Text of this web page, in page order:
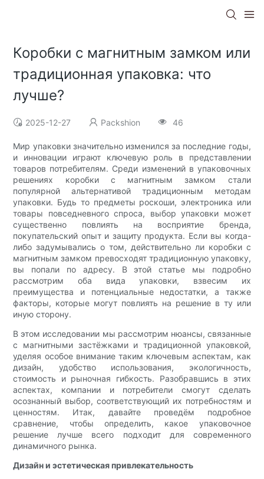
Коробки с магнитным замком или
традиционная упаковка: что
лучше?
2025-12-27 Packshion 46
Мир упаковки значительно изменился за последние годы,
и инновации играют ключевую роль в представлении
товаров потребителям. Среди изменений в упаковочных
решениях коробки с магнитным замком стали
популярной альтернативой традиционным методам
упаковки. Будь то предметы роскоши, электроника или
товары повседневного спроса, выбор упаковки может
существенно повлиять на восприятие бренда,
покупательский опыт и защиту продукта. Если вы когда-
либо задумывались о том, действительно ли коробки с
магнитным замком превосходят традиционную упаковку,
вы попали по адресу. В этой статье мы подробно
рассмотрим оба вида упаковки, взвесим их
преимущества и потенциальные недостатки, а также
факторы, которые могут повлиять на решение в ту или
иную сторону.
В этом исследовании мы рассмотрим нюансы, связанные
с магнитными застёжками и традиционной упаковкой,
уделяя особое внимание таким ключевым аспектам, как
дизайн, удобство использования, экологичность,
стоимость и рыночная гибкость. Разобравшись в этих
аспектах, компании и потребители смогут сделать
осознанный выбор, соответствующий их потребностям и
ценностям. Итак, давайте проведём подробное
сравнение, чтобы определить, какое упаковочное
решение лучше всего подходит для современного
динамичного рынка.
Дизайн и эстетическая привлекательность